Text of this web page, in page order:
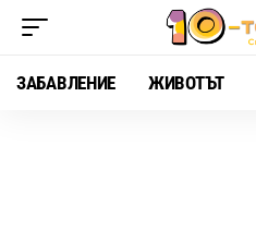
ЗАБАВЛЕНИЕ ЖИВОТЪТ